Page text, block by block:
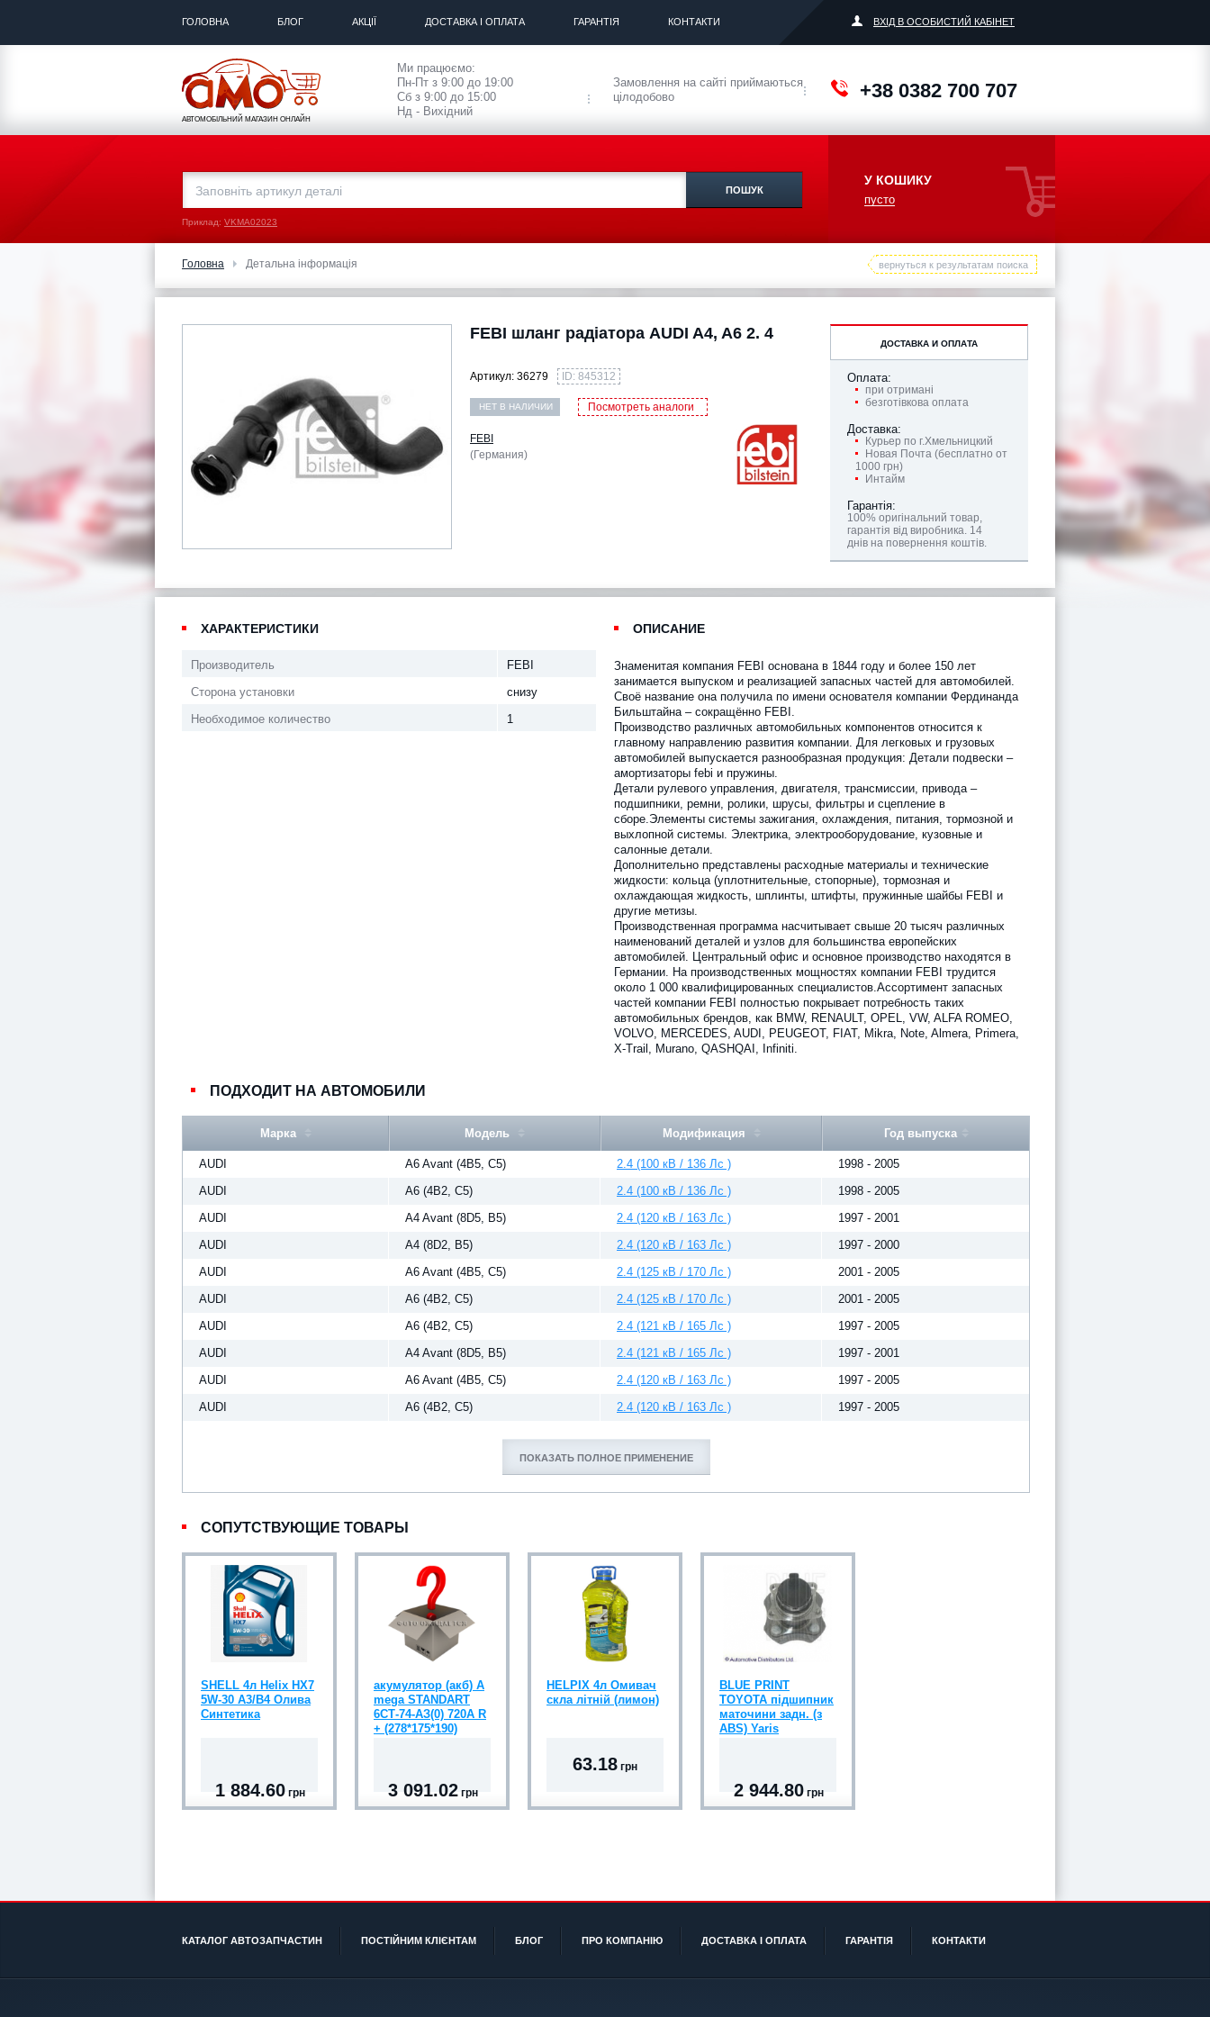
ГОЛОВНА БЛОГ АКЦІЇ ДОСТАВКА І ОПЛАТА ГАРАНТІЯ КОНТАКТИ ВХІД В ОСОБИСТИЙ КАБІНЕТ
АВТОМОБІЛЬНИЙ МАГАЗИН ОНЛАЙН
Ми працюємо:
Пн-Пт з 9:00 до 19:00
Сб з 9:00 до 15:00
Нд - Вихідний
Замовлення на сайті приймаються
цілодобово
+38 0382 700 707
Приклад: VKMA02023
У КОШИКУ
пусто
Головна Детальна інформація вернуться к результатам поиска
FEBI шланг радіатора AUDI A4, A6 2. 4
Артикул: 36279 ID: 845312
НЕТ В НАЛИЧИИ Посмотреть аналоги
FEBI
(Германия)
ДОСТАВКА И ОПЛАТА
Оплата:
при отримані
безготівкова оплата
Доставка:
Курьер по г.Хмельницкий
Новая Почта (бесплатно от
1000 грн)
Интайм
Гарантія:
100% оригінальний товар,
гарантія від виробника. 14
днів на повернення коштів.
ХАРАКТЕРИСТИКИ
Производитель
FEBI
Сторона установки
снизу
Необходимое количество
1
ОПИСАНИЕ
Знаменитая компания FEBI основана в 1844 году и более 150 лет
занимается выпуском и реализацией запасных частей для автомобилей.
Своё название она получила по имени основателя компании Фердинанда
Бильштайна – сокращённо FEBI.
Производство различных автомобильных компонентов относится к
главному направлению развития компании. Для легковых и грузовых
автомобилей выпускается разнообразная продукция: Детали подвески –
амортизаторы febi и пружины.
Детали рулевого управления, двигателя, трансмиссии, привода –
подшипники, ремни, ролики, шрусы, фильтры и сцепление в
сборе.Элементы системы зажигания, охлаждения, питания, тормозной и
выхлопной системы. Электрика, электрооборудование, кузовные и
салонные детали.
Дополнительно представлены расходные материалы и технические
жидкости: кольца (уплотнительные, стопорные), тормозная и
охлаждающая жидкость, шплинты, штифты, пружинные шайбы FEBI и
другие метизы.
Производственная программа насчитывает свыше 20 тысяч различных
наименований деталей и узлов для большинства европейских
автомобилей. Центральный офис и основное производство находятся в
Германии. На производственных мощностях компании FEBI трудится
около 1 000 квалифицированных специалистов.Ассортимент запасных
частей компании FEBI полностью покрывает потребность таких
автомобильных брендов, как BMW, RENAULT, OPEL, VW, ALFA ROMEO,
VOLVO, MERCEDES, AUDI, PEUGEOT, FIAT, Mikra, Note, Almera, Primera,
X-Trail, Murano, QASHQAI, Infiniti.
ПОДХОДИТ НА АВТОМОБИЛИ
Марка Модель Модификация Год выпуска
AUDI A6 Avant (4B5, C5) 2.4 (100 кВ / 136 Лс )
1998 - 2005
AUDI
A6 (4B2, C5) 2.4 (100 кВ / 136 Лс )
1998 - 2005
AUDI
A4 Avant (8D5, B5) 2.4 (120 кВ / 163 Лс )
1997 - 2001
AUDI
A4 (8D2, B5) 2.4 (120 кВ / 163 Лс )
1997 - 2000
AUDI
A6 Avant (4B5, C5) 2.4 (125 кВ / 170 Лс )
2001 - 2005
AUDI
A6 (4B2, C5) 2.4 (125 кВ / 170 Лс )
2001 - 2005
AUDI
A6 (4B2, C5) 2.4 (121 кВ / 165 Лс )
1997 - 2005
AUDI
A4 Avant (8D5, B5) 2.4 (121 кВ / 165 Лс )
1997 - 2001
AUDI
A6 Avant (4B5, C5) 2.4 (120 кВ / 163 Лс )
1997 - 2005
AUDI
A6 (4B2, C5) 2.4 (120 кВ / 163 Лс ) 1997 - 2005
ПОКАЗАТЬ ПОЛНОЕ ПРИМЕНЕНИЕ
СОПУТСТВУЮЩИЕ ТОВАРЫ
SHELL 4л Helix HX7
5W-30 A3/B4 Олива
Синтетика
1 884.60 грн
акумулятор (акб) A
mega STANDART
6СТ-74-АЗ(0) 720A R
+ (278*175*190)
3 091.02 грн
HELPIX 4л Омивач
скла літній (лимон)
63.18 грн
BLUE PRINT
TOYOTA підшипник
маточини задн. (з
ABS) Yaris
2 944.80 грн
КАТАЛОГ АВТОЗАПЧАСТИН ПОСТІЙНИМ КЛІЄНТАМ БЛОГ ПРО КОМПАНІЮ ДОСТАВКА І ОПЛАТА ГАРАНТІЯ КОНТАКТИ